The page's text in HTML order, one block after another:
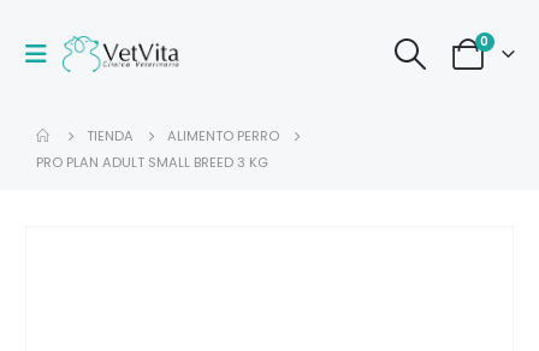
0
TIENDA
ALIMENTO PERRO
PRO PLAN ADULT SMALL BREED 3 KG